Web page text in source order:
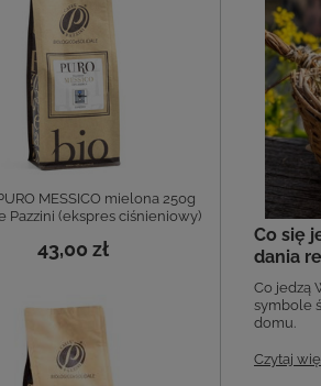
MESSICO mielona 250g
Pazzini (ekspres ciśnieniowy)
43,00 zł
Co się
dania
Co jedzą
symbole
domu.
Czytaj